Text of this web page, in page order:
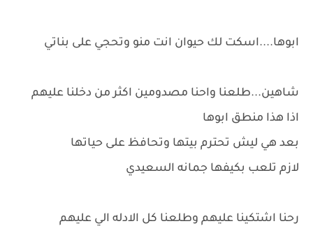
ابوها....اسكت لك حيوان انت منو وتحجي على بناتي
شاهين...طلعنا واحنا مصدومين اكثر من دخلنا عليهم
اذا هذا منطق ابوها
بعد هي ليش تحترم بيتها وتحافظ على حياتها
لازم تلعب بكيفها جمانه السعيدي
رحنا اشتكينا عليهم وطلعنا كل الادله الي عليهم